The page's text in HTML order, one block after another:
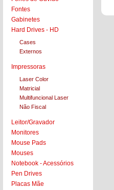
Fontes
Gabinetes
Hard Drives - HD
Cases
Externos
Impressoras
Laser Color
Matricial
Multifuncional Laser
Não Fiscal
Leitor/Gravador
Monitores
Mouse Pads
Mouses
Notebook - Acessórios
Pen Drives
Placas Mãe